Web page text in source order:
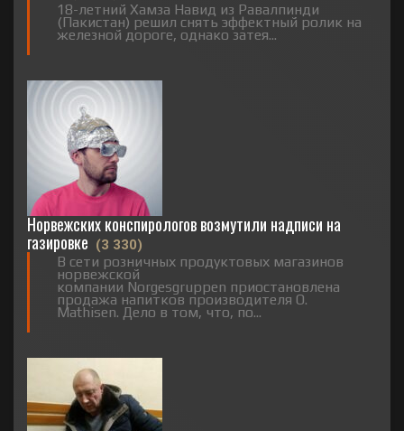
18-летний Хамза Навид из Равалпинди
(Пакистан) решил снять эффектный ролик на
железной дороге, однако затея...
Норвежских конспирологов возмутили надписи на
газировке (3 330)
В сети розничных продуктовых магазинов
норвежской
компании Norgesgruppen приостановлена
продажа напитков производителя O.
Mathisen. Дело в том, что, по...